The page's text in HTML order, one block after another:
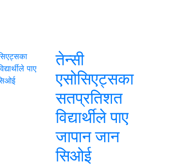
तेन्सी
एसोसिएट्सका
सतप्रतिशत
विद्यार्थीले पाए
जापान जान
सिओई